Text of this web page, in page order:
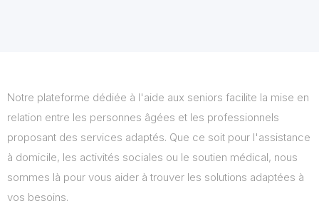
Notre plateforme dédiée à l'aide aux seniors facilite la mise en
relation entre les personnes âgées et les professionnels
proposant des services adaptés. Que ce soit pour l'assistance
à domicile, les activités sociales ou le soutien médical, nous
sommes là pour vous aider à trouver les solutions adaptées à
vos besoins.